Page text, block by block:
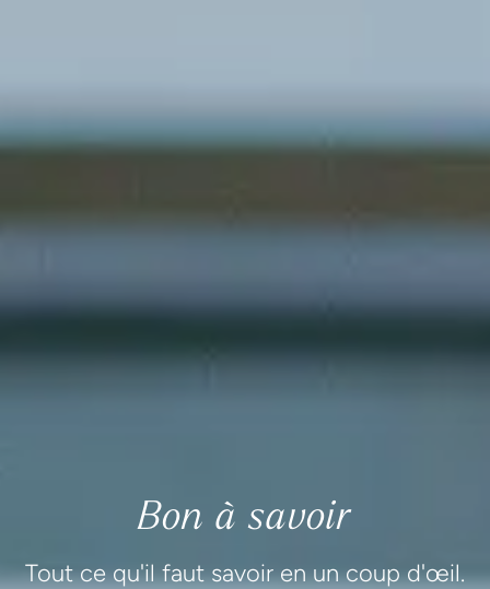
Bon à savoir
Tout ce qu'il faut savoir en un coup d'œil.